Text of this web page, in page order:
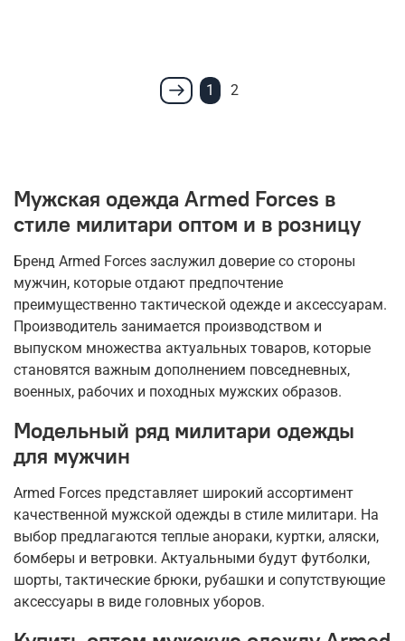
1 2
Мужская одежда Armed Forces в
стиле милитари оптом и в розницу
Бренд Armed Forces заслужил доверие со стороны
мужчин, которые отдают предпочтение
преимущественно тактической одежде и аксессуарам.
Производитель занимается производством и
выпуском множества актуальных товаров, которые
становятся важным дополнением повседневных,
военных, рабочих и походных мужских образов.
Модельный ряд милитари одежды
для мужчин
Armed Forces представляет широкий ассортимент
качественной мужской одежды в стиле милитари. На
выбор предлагаются теплые анораки, куртки, аляски,
бомберы и ветровки. Актуальными будут футболки,
шорты, тактические брюки, рубашки и сопутствующие
аксессуары в виде головных уборов.